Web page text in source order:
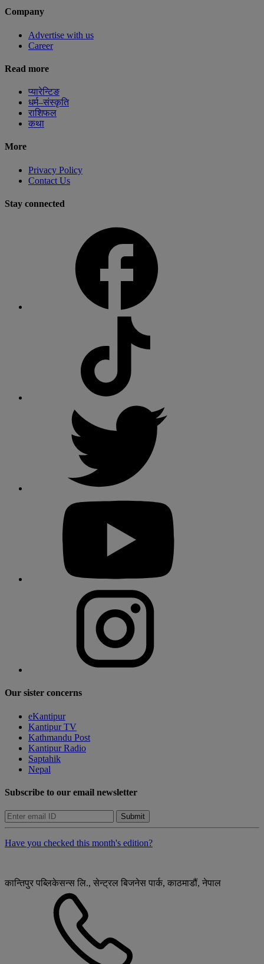
Company
Advertise with us
Career
Read more
प्यारेन्टिङ
धर्म–संस्कृति
राशिफल
कथा
More
Privacy Policy
Contact Us
Stay connected
Our sister concerns
eKantipur
Kantipur TV
Kathmandu Post
Kantipur Radio
Saptahik
Nepal
Subscribe to our email newsletter
Submit
Have you checked this month's edition?
कान्तिपुर पब्लिकेसन्स लि., सेन्ट्रल बिजनेस पार्क, काठमाडौं, नेपाल